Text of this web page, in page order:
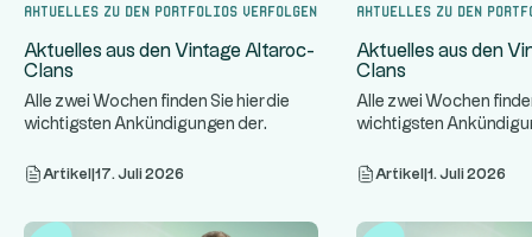
Aktuelles zu den Portfolios verfolgen
Aktuelles aus den Vintage Altaroc-
Clans
Alle zwei Wochen finden Sie hier die
wichtigsten Ankündigungen der
Artikel 17. Juli 2026
Aktuelles zu den
Aktuelles aus den
Clans
Alle zwei Wochen
wichtigsten
Artikel 1. Juli 2026